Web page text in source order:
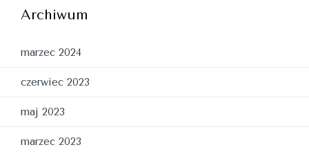
Archiwum
marzec 2024
czerwiec 2023
maj 2023
marzec 2023